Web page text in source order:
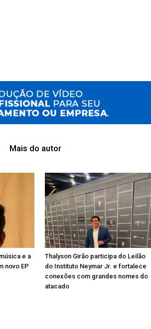
Mais do autor
e a
novo EP
Thalyson Girão participa do Leilão
do Instituto Neymar Jr. e fortalece
conexões com grandes nomes do
atacado